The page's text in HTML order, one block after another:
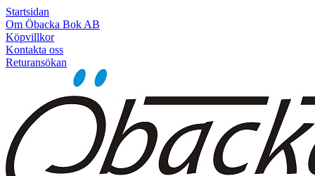
Startsidan
Om Öbacka Bok AB
Köpvillkor
Kontakta oss
Returansökan